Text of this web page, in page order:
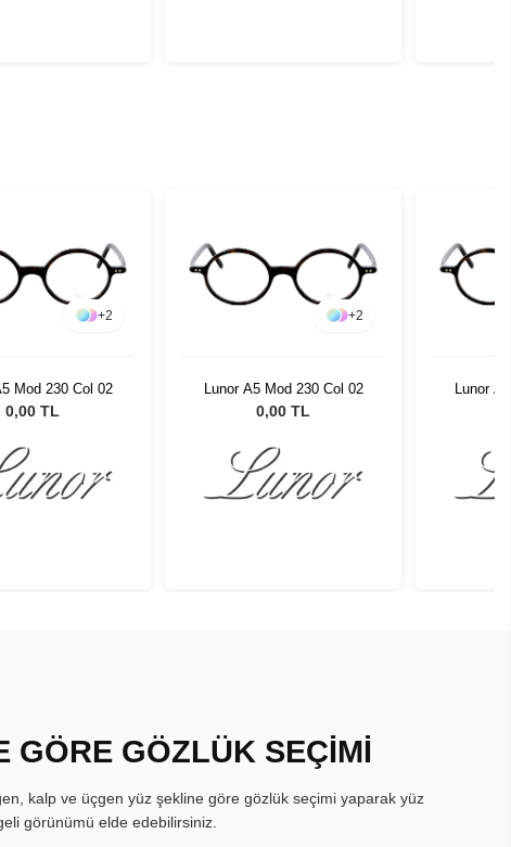
+2
Mod 230 Col 02
0,00 TL
+2
Lunor A5 Mod 230 Col 02
0,00 TL
Lunor
GÖRE GÖZLÜK SEÇİMİ
kalp ve üçgen yüz şekline göre gözlük seçimi yaparak yüz
görünümü elde edebilirsiniz.